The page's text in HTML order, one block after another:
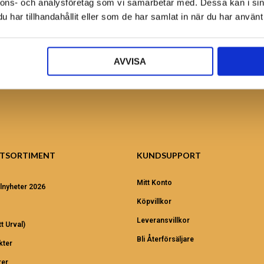
och analysföretag som vi samarbetar med. Dessa kan i
har tillhandahållit eller som de har samlat in när du har
AVVISA
Ansök nu!
2026
Urval)
KUNDSUPPORT
Mitt Konto
Köpvillkor
Leveransvillkor
Bli Återförsäljare